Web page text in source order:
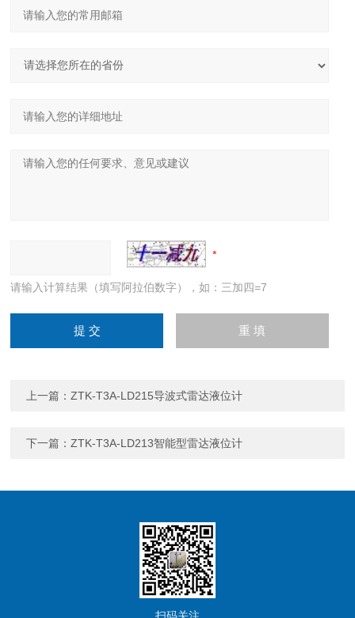
请输入计算结果（填写阿拉伯数字），如：三加四=7
上一篇：ZTK-T3A-LD215导波式雷达液位计
下一篇：ZTK-T3A-LD213智能型雷达液位计